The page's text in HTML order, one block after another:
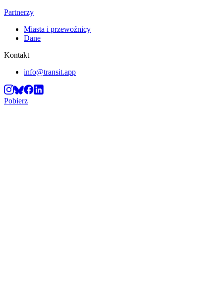
Partnerzy
Miasta i przewoźnicy
Dane
Kontakt
info@transit.app
Pobierz